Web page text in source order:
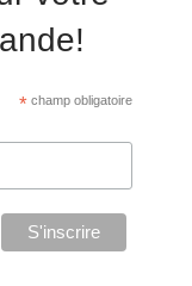
*champ obligatoire